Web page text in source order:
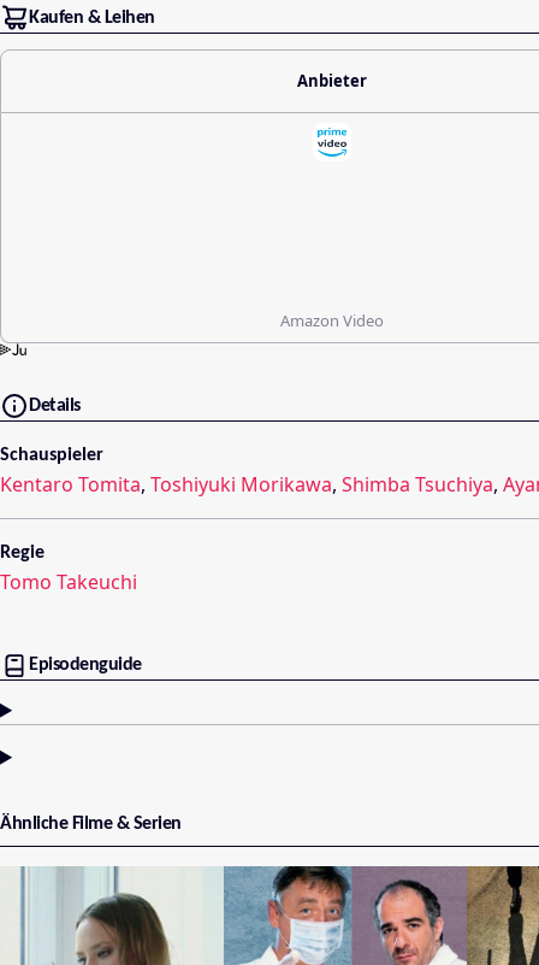
Kaufen & Leihen
Anbieter
Amazon Video
Details
Schauspieler
Kentaro Tomita, Toshiyuki Morikawa, Shimba Tsuchiya,
Regie
Tomo Takeuchi
Episodenguide
Ähnliche Filme & Serien